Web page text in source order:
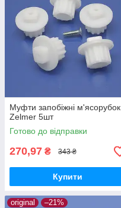
Муфти запобіжні м'ясорубок
Zelmer 5шт
Готово до відправки
270,97 ₴ 343 ₴
Купити
original –21%